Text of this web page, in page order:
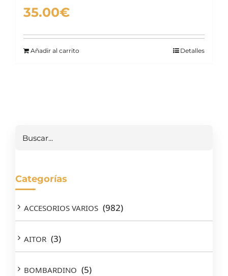
35.00€
Añadir al carrito Detalles
Categorías
ACCESORIOS VARIOS (982)
AITOR (3)
BOMBARDINO (5)